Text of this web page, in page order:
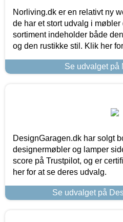
Norliving.dk er en relativt ny
de har et stort udvalg i
sortiment indeholder både
og den rustikke stil. Klik her
Se udvalget på
DesignGaragen.dk har solgt
designermøbler og lamper
score på Trustpilot, og er
her for at se deres udvalg.
Se udvalget på